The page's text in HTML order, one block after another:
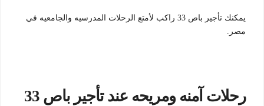
يمكنك تأجير باص 33 راكب لأمتع الرحلات المدرسيه والجامعيه في
مصر.
رحلات آمنه ومريحه عند تأجير باص 33